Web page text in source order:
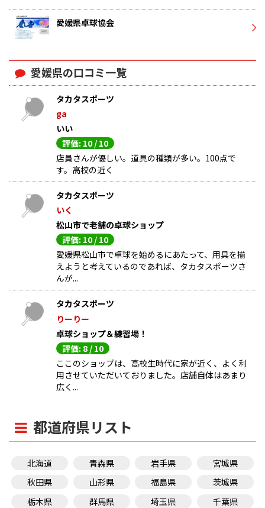
愛媛県卓球協会
愛媛県の口コミ一覧
タカタスポーツ
ga
いい
評価: 10 / 10
店員さんが優しい。道具の種類が多い。100点で
す。高校の近く
タカタスポーツ
いく
松山市で老舗の卓球ショップ
評価: 10 / 10
愛媛県松山市で卓球を始めるにあたって、用具を揃
えようと考えているのであれば、タカタスポーツさ
んが...
タカタスポーツ
りーりー
卓球ショップ＆練習場！
評価: 8 / 10
ここのショップは、高校生時代に家が近く、よく利
用させていただいておりました。店舗自体はあまり
広く...
都道府県リスト
北海道 青森県 岩手県
宮城県
秋田県
山形県 福島県
茨城県
栃木県
群馬県 埼玉県
千葉県